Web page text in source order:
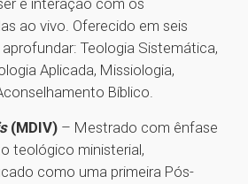
e interação com os
ao vivo. Oferecido em seis
Teologia Sistemática,
Aplicada, Missiologia,
Bíblico.
(MDIV) – Mestrado com ênfase
teológico ministerial,
como uma primeira Pós-